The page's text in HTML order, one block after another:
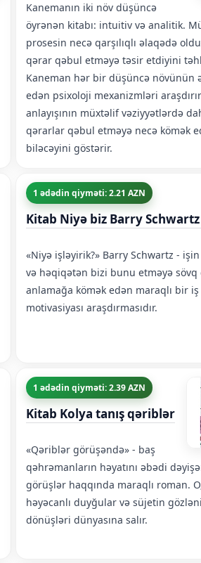
Kanemanın iki növ düşüncə
öyrənən kitabı: intuitiv və analitik.
prosesin necə qarşılıqlı əlaqədə
qərar qəbul etməyə təsir etdiyini
Kaneman hər bir düşüncə növünün
edən psixoloji mexanizmləri
anlayışının müxtəlif vəziyyətlərdə
qərarlar qəbul etməyə necə kömək
biləcəyini göstərir.
1 ədədin qiyməti: 2.21 AZN
Kitab Niyə biz Barry Schwartz
«Niyə işləyirik?» Barry Schwartz -
və həqiqətən bizi bunu etməyə sövq
anlamağa kömək edən maraqlı bir iş
motivasiyası araşdırmasıdır.
1 ədədin qiyməti: 2.39 AZN
Kitab Kolya tanış qəriblər
«Qəriblər görüşəndə» - baş
qəhrəmanların həyatını əbədi
görüşlər haqqında maraqlı roman.
həyəcanlı duyğular və süjetin
dönüşləri dünyasına salır.